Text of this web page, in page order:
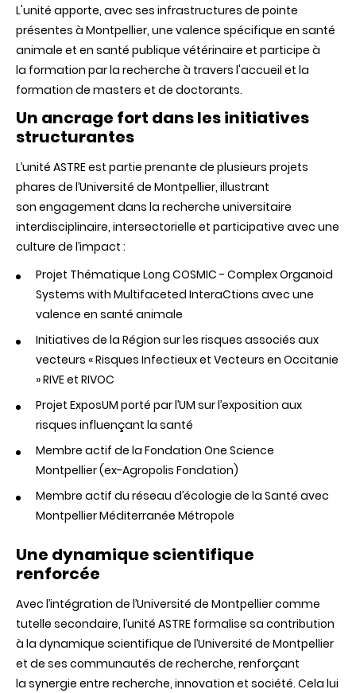
L'unité apporte, avec ses infrastructures de pointe
présentes à Montpellier, une valence spécifique en santé
animale et en santé publique vétérinaire et participe à
la formation par la recherche à travers l'accueil et la
formation de masters et de doctorants.
Un ancrage fort dans les initiatives
structurantes
L’unité ASTRE est partie prenante de plusieurs projets
phares de l’Université de Montpellier, illustrant
son engagement dans la recherche universitaire
interdisciplinaire, intersectorielle et participative avec une
culture de l’impact :
Projet Thématique Long COSMIC - Complex Organoid
Systems with Multifaceted InteraCtions avec une
valence en santé animale
Initiatives de la Région sur les risques associés aux
vecteurs « Risques Infectieux et Vecteurs en Occitanie
» RIVE et RIVOC
Projet ExposUM porté par l’UM sur l’exposition aux
risques influençant la santé
Membre actif de la Fondation One Science
Montpellier (ex-Agropolis Fondation)
Membre actif du réseau d’écologie de la Santé avec
Montpellier Méditerranée Métropole
Une dynamique scientifique
renforcée
Avec l’intégration de l’Université de Montpellier comme
tutelle secondaire, l’unité ASTRE formalise sa contribution
à la dynamique scientifique de l’Université de Montpellier
et de ses communautés de recherche, renforçant
la synergie entre recherche, innovation et société. Cela lui